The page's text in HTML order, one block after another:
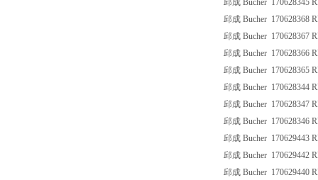
邱成 Bucher 170628345
邱成 Bucher 170628368
邱成 Bucher 170628367
邱成 Bucher 170628366
邱成 Bucher 170628365
邱成 Bucher 170628344
邱成 Bucher 170628347
邱成 Bucher 170628346
邱成 Bucher 170629443
邱成 Bucher 170629442
邱成 Bucher 170629440